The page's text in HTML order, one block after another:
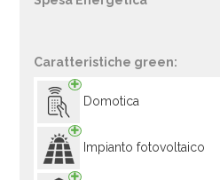
Caratteristiche green:
Domotica
Impianto fotovoltaico